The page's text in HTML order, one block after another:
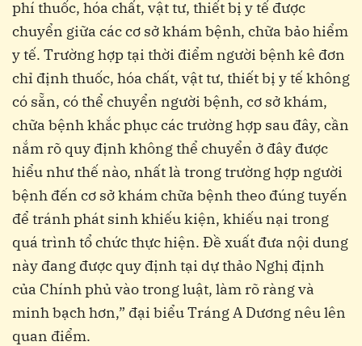
phí thuốc, hóa chất, vật tư, thiết bị y tế được
chuyển giữa các cơ sở khám bệnh, chữa bảo hiểm
y tế. Trường hợp tại thời điểm người bệnh kê đơn
chỉ định thuốc, hóa chất, vật tư, thiết bị y tế không
có sẵn, có thể chuyển người bệnh, cơ sở khám,
chữa bệnh khắc phục các trường hợp sau đây, cần
nắm rõ quy định không thể chuyển ở đây được
hiểu như thế nào, nhất là trong trường hợp người
bệnh đến cơ sở khám chữa bệnh theo đúng tuyến
để tránh phát sinh khiếu kiện, khiếu nại trong
quá trình tổ chức thực hiện. Đề xuất đưa nội dung
này đang được quy định tại dự thảo Nghị định
của Chính phủ vào trong luật, làm rõ ràng và
minh bạch hơn,” đại biểu Tráng A Dương nêu lên
quan điểm.